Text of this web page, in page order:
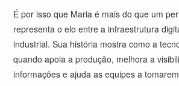
É por isso que Maria é mais do que um
representa o elo entre a infraestrutura
industrial. Sua história mostra como a
quando apoia a produção, melhora a
informações e ajuda as equipes a